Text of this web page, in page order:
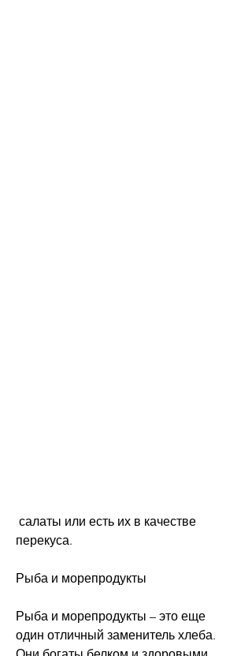
перекуса.
Рыба и морепродукты
Рыба и морепродукты – это еще
один отличный заменитель хлеба.